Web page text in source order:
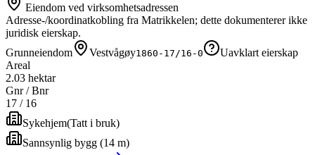
Eiendom ved virksomhetsadressen
Adresse-/koordinatkobling fra Matrikkelen; dette dokumenterer ikke
juridisk eierskap.
Grunneiendom
Vestvågøy1860-17/16-0
Uavklart eierskap
Areal
2.03 hektar
Gnr / Bnr
17 / 16
Sykehjem(Tatt i bruk)
Sannsynlig bygg (14 m)